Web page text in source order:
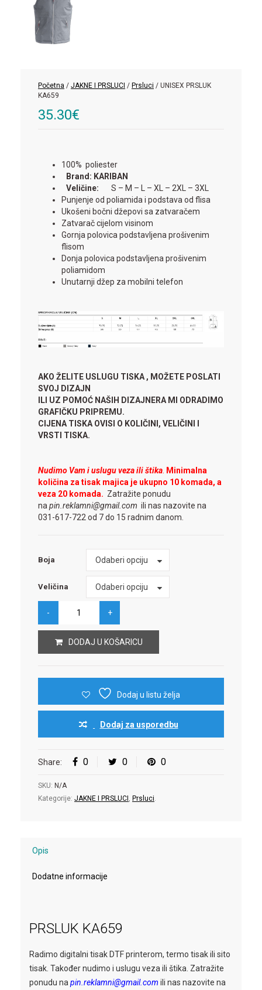
Početna / JAKNE I PRSLUCI / Prsluci / UNISEX PRSLUK
KA659
35.30€
100% poliester
Brand: KARIBAN
Veličine:
S – M – L – XL – 2XL – 3XL
Punjenje od poliamida i podstava od flisa
Ukošeni bočni džepovi sa zatvaračem
Zatvarač cijelom visinom
Gornja polovica podstavljena prošivenim
flisom
Donja polovica podstavljena prošivenim
poliamidom
Unutarnji džep za mobilni telefon
AKO ŽELITE USLUGU TISKA , MOŽETE POSLATI
SVOJ DIZAJN
ILI UZ POMOĆ NAŠIH DIZAJNERA MI ODRADIMO
GRAFIČKU PRIPREMU.
CIJENA TISKA OVISI O KOLIČINI, VELIČINI I
VRSTI TISKA.
Nudimo Vam i uslugu veza ili štika Minimalna
količina za tisak majica je ukupno 10 komada, a
veza 20 komada. Zatražite ponudu
na pin.reklamni@gmail.com ili nas nazovite na
031-617-722 od 7 do 15 radnim danom.
Boja Odaberi opciju
Boja
Veličina Odaberi opciju
Veličina
DODAJ U KOŠARICU
Dodaj u listu želja
Dodaj za usporedbu
Share: 0 0 0
SKU: N/A
Kategorije: JAKNE I PRSLUCI Prsluci
Opis
Dodatne informacije
PRSLUK KA659
Radimo digitalni tisak DTF printerom, termo tisak ili sito
tisak. Također nudimo i uslugu veza ili štika. Zatražite
ponudu na pin.reklamni@gmail.com ili nas nazovite na